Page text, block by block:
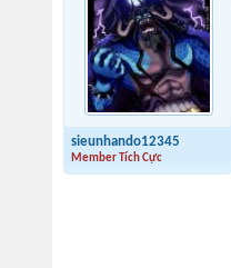
sieunhando12345
Member Tích Cực